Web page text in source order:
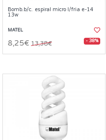
Bomb.b/c. espiral micro l/fria e-14
13w
MATEL
8,25€ 13,38€ - 38%